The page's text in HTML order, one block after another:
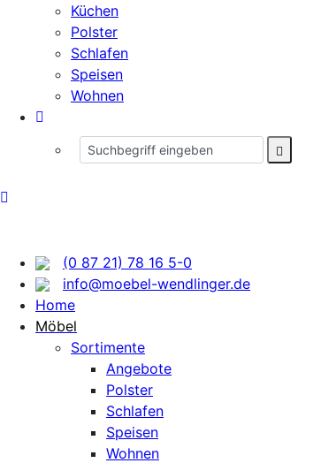
Küchen
Polster
Schlafen
Speisen
Wohnen
(0 87 21) 78 16 5-0
info@moebel-wendlinger.de
Home
Möbel
Sortimente
Angebote
Polster
Schlafen
Speisen
Wohnen